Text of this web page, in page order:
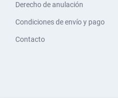
Derecho de anulación
Condiciones de envío y pago
Contacto